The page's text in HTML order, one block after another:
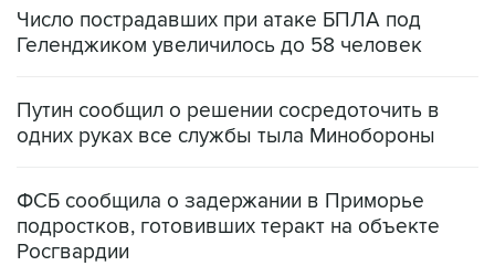
Число пострадавших при атаке БПЛА под
Геленджиком увеличилось до 58 человек
Путин сообщил о решении сосредоточить в
одних руках все службы тыла Минобороны
ФСБ сообщила о задержании в Приморье
подростков, готовивших теракт на объекте
Росгвардии